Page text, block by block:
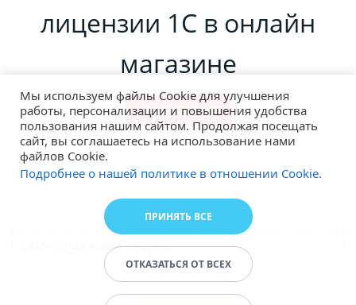
лицензии 1С в онлайн
магазине
ПОДРОБНЕЕ
CRM-форма появится здесь
Мы используем файлы Cookie для улучшения
работы, персонализации и повышения удобства
пользования нашим сайтом. Продолжая посещать
сайт, вы соглашаетесь на использование нами
файлов Cookie.
Подробнее о нашей политике в отношении Cookie.
ПРИНЯТЬ ВСЕ
ОТКАЗАТЬСЯ ОТ ВСЕХ